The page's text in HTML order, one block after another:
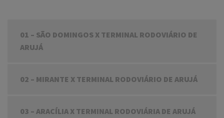
01 – SÃO DOMINGOS X TERMINAL RODOVIÁRIO DE
ARUJÁ
02 – MIRANTE X TERMINAL RODOVIÁRIO DE ARUJÁ
03 – ARACÍLIA X TERMINAL RODOVIÁRIA DE ARUJÁ